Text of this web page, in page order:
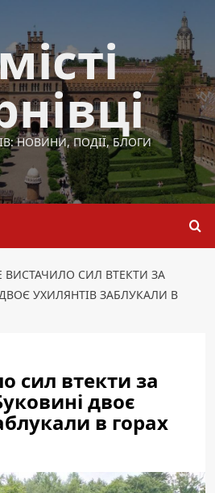
НОВИНИ, ПОДІЇ, БЛОГИ
ВИСТАЧИЛО СИЛ ВТЕКТИ ЗА
УХИЛЯНТІВ ЗАБЛУКАЛИ В
сил втекти за
двоє
в горах